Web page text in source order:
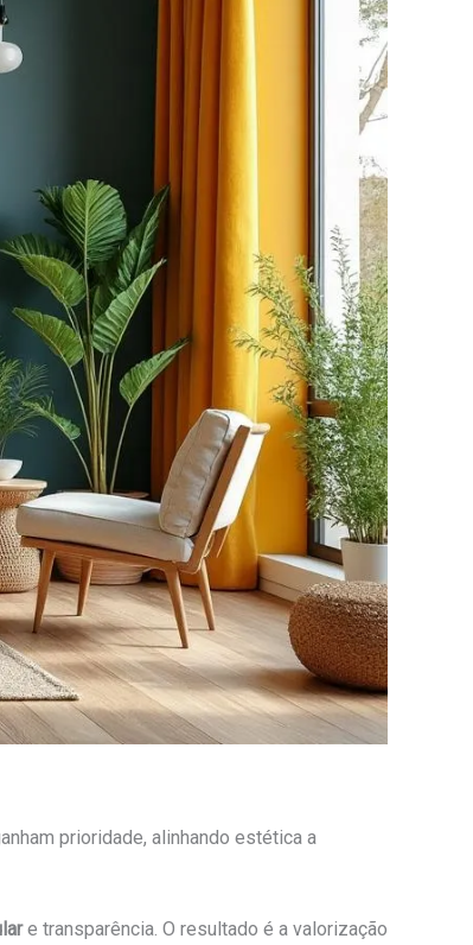
prioridade, alinhando estética a
e transparência. O resultado é a valorização